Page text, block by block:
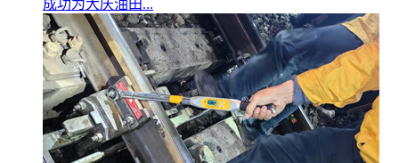
成功为大庆油田...